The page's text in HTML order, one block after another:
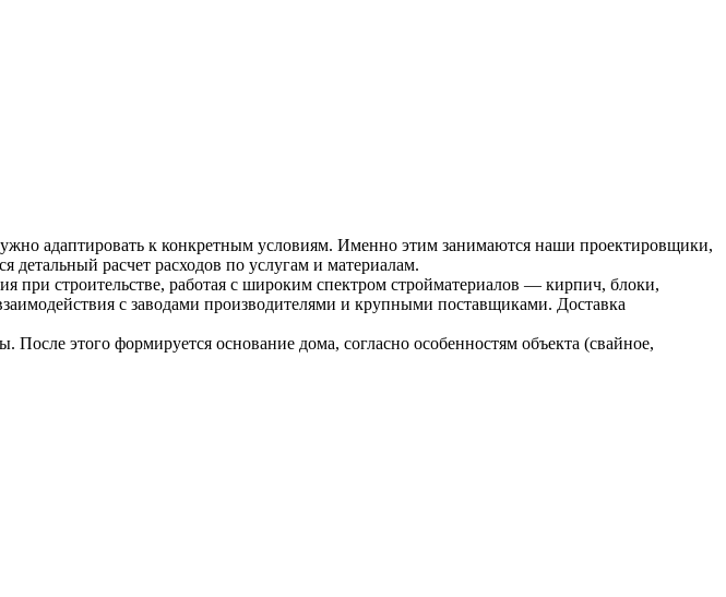
адаптировать к конкретным условиям. Именно этим занимаются наши проектировщики,
расчет расходов по услугам и материалам.
при строительстве, работая с широким спектром стройматериалов — кирпич, блоки,
с заводами производителями и крупными поставщиками. Доставка
После этого формируется основание дома, согласно особенностям объекта (свайное,